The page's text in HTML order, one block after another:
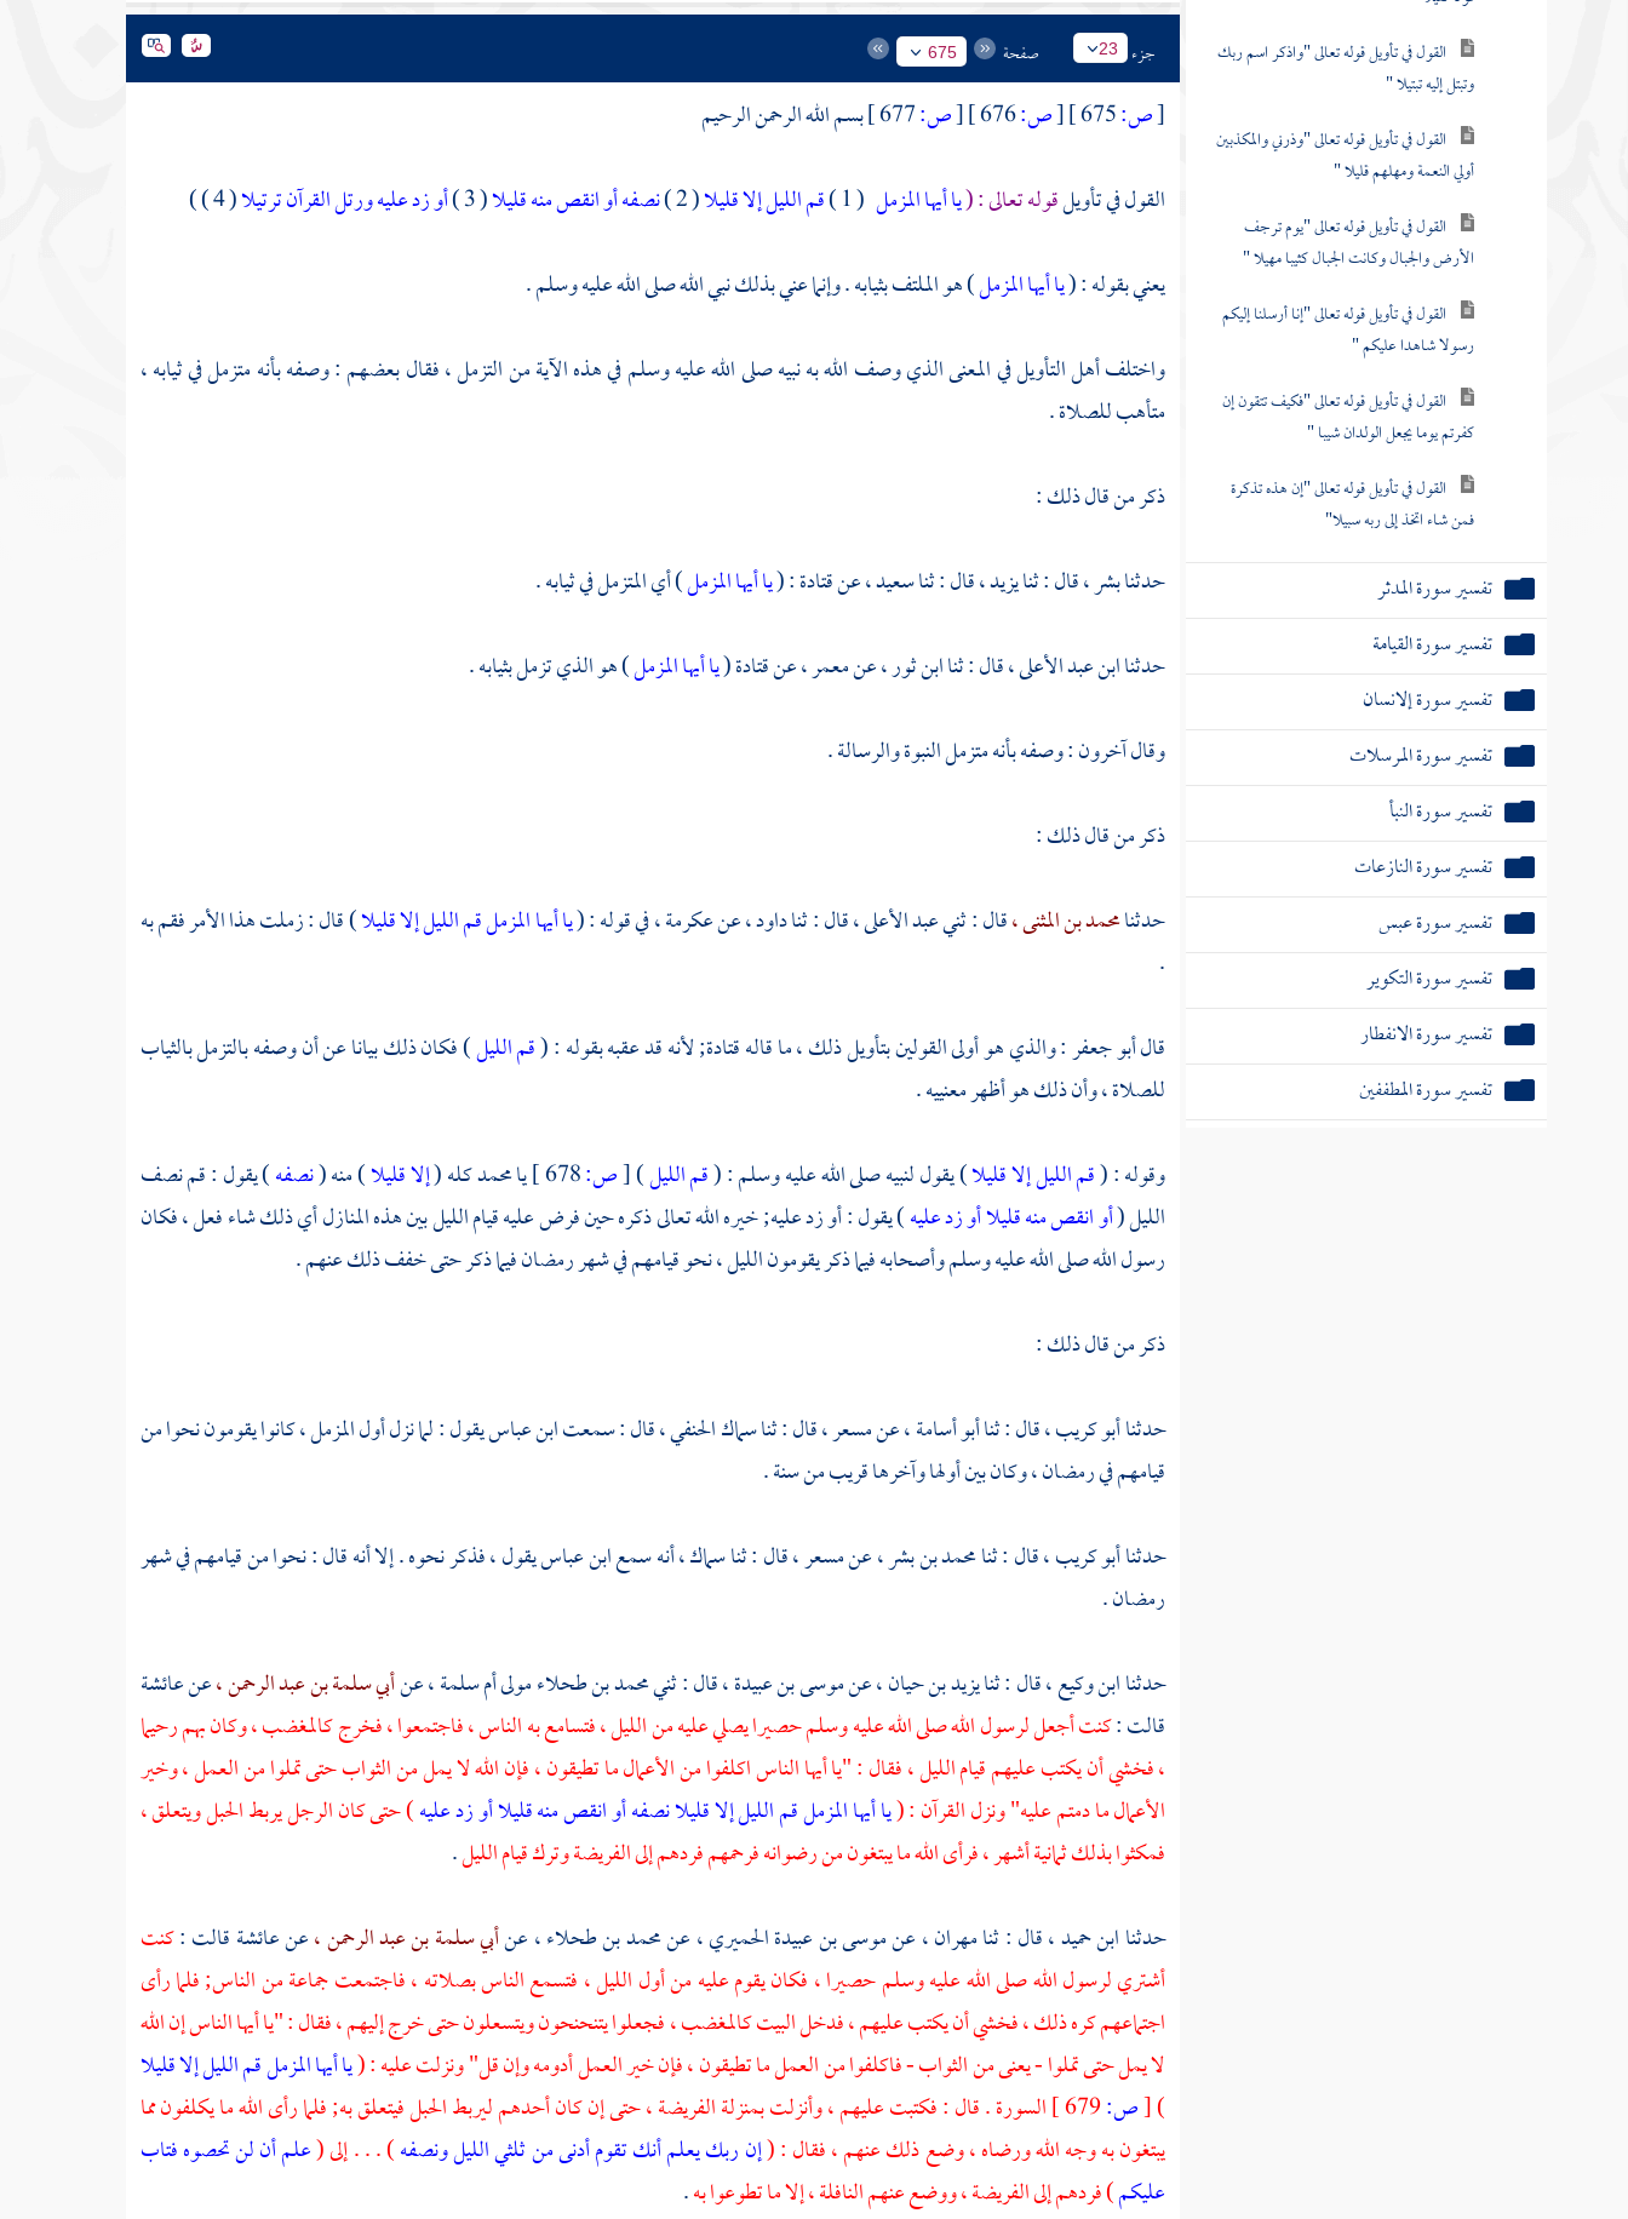
القول في تأويل قوله تعالى "واذكر اسم ربك
وتبتل إليه تبتيلا "
القول في تأويل قوله تعالى "وذرني والمكذبين
أولي النعمة ومهلهم قليلا "
القول في تأويل قوله تعالى "يوم ترجف
الأرض والجبال وكانت الجبال كثيبا مهيلا "
القول في تأويل قوله تعالى "إنا أرسلنا إليكم
رسولا شاهدا عليكم "
القول في تأويل قوله تعالى "فكيف تتقون إن
كفرتم يوما يجعل الولدان شيبا "
القول في تأويل قوله تعالى "إن هذه تذكرة
فمن شاء اتخذ إلى ربه سبيلا"
تفسير سورة المدثر
تفسير سورة القيامة
تفسير سورة إلانسان
تفسير سورة المرسلات
تفسير سورة النبأ
تفسير سورة النازعات
تفسير سورة عبس
تفسير سورة التكوير
تفسير سورة الانفطار
تفسير سورة المطففين
جزء 23 صفحة 675
[ص: [ص: [ص:
بسم الله الرحمن الرحيم
القول في تأويلقوله تعالى : (يا أيها المزمل ( 1 ) قم الليل إلا قليلا( 2 ) نصفه أو انقص منه قليلا( 3 ) أو زد عليه ورتل القرآن ترتيلا( 4 ) )
يعني بقوله : (يا أيها المزمل) هو الملتف بثيابه . وإنما عني بذلك نبي الله صلى الله عليه وسلم .
واختلف أهل التأويل في المعنى الذي وصف الله به نبيه صلى الله عليه وسلم في هذه الآية من التزمل ، فقال بعضهم : وصفه بأنه متزمل في ثيابه ،
متأهب للصلاة .
ذكر من قال ذلك :
حدثنابشر ،قال : ثنايزيد ،قال : ثناسعيد ،عنقتادة: (يا أيها المزمل) أي المتزمل في ثيابه .
حدثناابن عبد الأعلى ،قال : ثناابن ثور ،عنمعمر ،عنقتادة(يا أيها المزمل) هو الذي تزمل بثيابه .
وقال آخرون : وصفه بأنه متزمل النبوة والرسالة .
ذكر من قال ذلك :
حدثنامحمد بن المثنى ،قال : ثنيعبد الأعلى ،قال : ثناداود ،عنعكرمة ،في قوله : (يا أيها المزمل قم الليل إلا قليلا) قال : زملت هذا الأمر فقم به
.
قالأبو جعفر: والذي هو أولى القولين بتأويل ذلك ، ما قالهقتادة;لأنه قد عقبه بقوله : (قم الليل) فكان ذلك بيانا عن أن وصفه بالتزمل بالثياب
للصلاة ، وأن ذلك هو أظهر معنييه .
وقوله : (قم الليل إلا قليلا) يقول لنبيه صلى الله عليه وسلم : (قم الليل)
[ص: يامحمدكله (إلا قليلا) منه (نصفه) يقول : قم نصف
الليل (أو انقص منه قليلا أو زد عليه) يقول : أو زد عليه; خيره الله تعالى ذكره حين فرض عليه قيام الليل بين هذه المنازل أي ذلك شاء فعل ، فكان
رسول الله صلى الله عليه وسلم وأصحابه فيما ذكر يقومون الليل ، نحو قيامهم في شهر رمضان فيما ذكر حتى خفف ذلك عنهم .
ذكر من قال ذلك :
حدثناأبو كريب ،قال : ثناأبو أسامة ،عنمسعر ،قال : ثناسماك الحنفي ،قال : سمعتابن عباسيقول : لما نزل أول المزمل ، كانوا يقومون نحوا من
قيامهم في رمضان ، وكان بين أولها وآخرها قريب من سنة .
حدثناأبو كريب ،قال : ثنامحمد بن بشر ،عنمسعر ،قال : ثناسماك ،أنه سمعابن عباسيقول ، فذكر نحوه . إلا أنه قال : نحوا من قيامهم في شهر
رمضان .
حدثناابن وكيع ،قال : ثنايزيد بن حيان ،عنموسى بن عبيدة ،قال : ثنيمحمد بن طحلاء مولى أم سلمة ،عنأبي سلمة بن عبد الرحمن ،عنعائشة
قالت :كنت أجعل لرسول الله صلى الله عليه وسلم حصيرا يصلي عليه من الليل ، فتسامع به الناس ، فاجتمعوا ، فخرج كالمغضب ، وكان بهم رحيما
، فخشي أن يكتب عليهم قيام الليل ، فقال : "يا أيها الناس اكلفوا من الأعمال ما تطيقون ، فإن الله لا يمل من الثواب حتى تملوا من العمل ، وخير
الأعمال ما دمتم عليه" ونزل القرآن : (يا أيها المزمل قم الليل إلا قليلا نصفه أو انقص منه قليلا أو زد عليه) حتى كان الرجل يربط الحبل ويتعلق ،
فمكثوا بذلك ثمانية أشهر ، فرأى الله ما يبتغون من رضوانه فرحمهم فردهم إلى الفريضة وترك قيام الليل.
حدثناابن حميد ،قال : ثنامهران ،عنموسى بن عبيدة الحميري ،عنمحمد بن طحلاء ،عنأبي سلمة بن عبد الرحمن ،عنعائشةقالت :كنت
أشتري لرسول الله صلى الله عليه وسلم حصيرا ، فكان يقوم عليه من أول الليل ، فتسمع الناس بصلاته ، فاجتمعت جماعة من الناس; فلما رأى
اجتماعهم كره ذلك ، فخشي أن يكتب عليهم ، فدخل البيت كالمغضب ، فجعلوا يتنحنحون ويتسعلون حتى خرج إليهم ، فقال : "يا أيها الناس إن الله
لا يمل حتى تملوا - يعنى من الثواب - فاكلفوا من العمل ما تطيقون ، فإن خير العمل أدومه وإن قل" ونزلت عليه : (يا أيها المزمل قم الليل إلا قليلا
)
[ص:
السورة . قال : فكتبت عليهم ، وأنزلت بمنزلة الفريضة ، حتى إن كان أحدهم ليربط الحبل فيتعلق به; فلما رأى الله ما يكلفون مما
يبتغون به وجه الله ورضاه ، وضع ذلك عنهم ، فقال : (إن ربك يعلم أنك تقوم أدنى من ثلثي الليل ونصفه) . . . إلى (علم أن لن تحصوه فتاب
عليكم) فردهم إلى الفريضة ، ووضع عنهم النافلة ، إلا ما تطوعوا به.